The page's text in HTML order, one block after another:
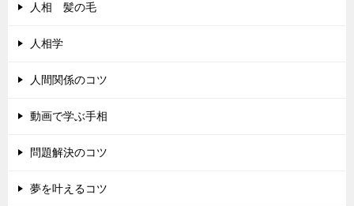
人相 髪の毛
人相学
人間関係のコツ
動画で学ぶ手相
問題解決のコツ
夢を叶えるコツ